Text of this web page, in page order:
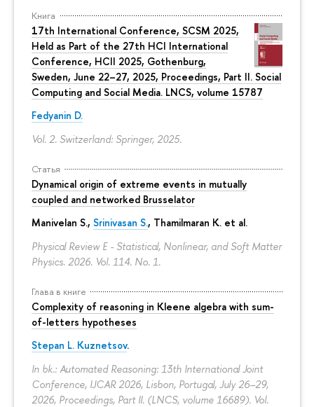
Книга
17th International Conference, SCSM 2025,
Held as Part of the 27th HCI International
Conference, HCII 2025, Gothenburg,
Sweden, June 22–27, 2025, Proceedings, Part II. Social
Computing and Social Media. LNCS, volume 15787
Fedyanin D.
Vol. 2. Switzerland: Springer, 2025.
Статья
Dynamical origin of extreme events in mutually
coupled and networked Brusselator
Manivelan S., Srinivasan S., Thamilmaran K. et al.
Physical Review E - Statistical, Nonlinear, and Soft Matter
Physics. 2026. Vol. 114. No. 1.
Глава в книге
Complexity of reasoning in Kleene algebra with sum-
of-letters hypotheses
Stepan L. Kuznetsov.
In bk.: Automated Reasoning: 13th International Joint
Conference, IJCAR 2026, Lisbon, Portugal, July 26–29,
2026, Proceedings, Part II. (LNCS, volume 16689). Vol.